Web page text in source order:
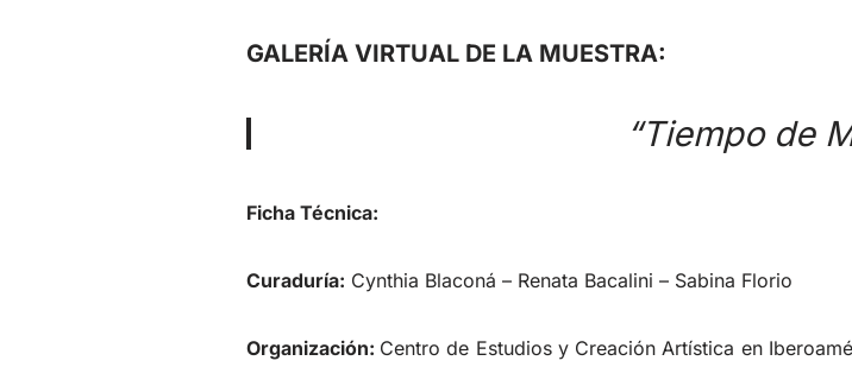
GALERÍA VIRTUAL DE LA MUESTRA:
“Tiempo de
Ficha Técnica:
Curaduría: Cynthia Blaconá – Renata Bacalini – Sabina Florio
Organización: Centro de Estudios y Creación Artística en